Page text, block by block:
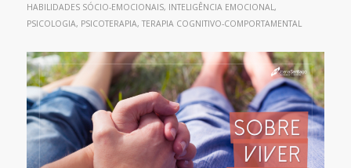
HABILIDADES SÓCIO-EMOCIONAIS, INTELIGÊNCIA EMOCIONAL,
PSICOLOGIA, PSICOTERAPIA, TERAPIA COGNITIVO-COMPORTAMENTAL